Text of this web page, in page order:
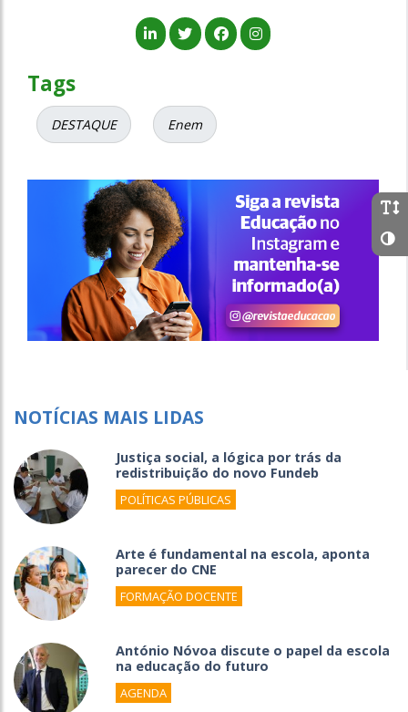
Tags
DESTAQUE Enem
NOTÍCIAS MAIS LIDAS
Justiça social, a lógica por trás da
redistribuição do novo Fundeb
POLÍTICAS PÚBLICAS
Arte é fundamental na escola, aponta
parecer do CNE
FORMAÇÃO DOCENTE
António Nóvoa discute o papel da escola
na educação do futuro
AGENDA